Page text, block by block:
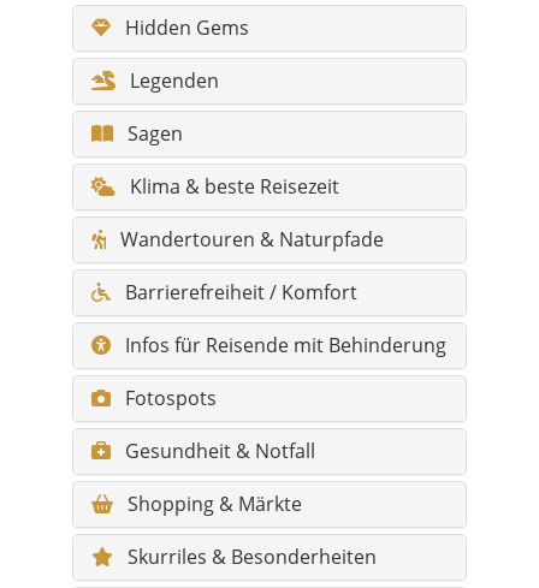
Hidden Gems
Legenden
Sagen
Klima & beste Reisezeit
Wandertouren & Naturpfade
Barrierefreiheit / Komfort
Infos für Reisende mit Behinderung
Fotospots
Gesundheit & Notfall
Shopping & Märkte
Skurriles & Besonderheiten